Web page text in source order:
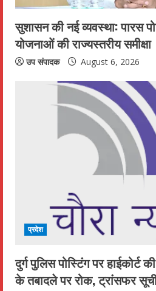
i
n
g
सुशासन की नई व्यवस्था: पारस
योजनाओं की राज्यस्तरीय समीक्षा
उप संपादक August 6, 2026
प्रदेश
दुर्ग पुलिस पोस्टिंग पर हाईकोर्ट
के तबादले पर रोक, ट्रांसफर